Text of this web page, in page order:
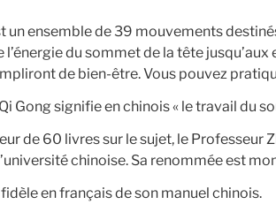
un ensemble de 39 mouvements
du sommet de la tête
de bien-être. Vous pouvez
Gong signifie en chinois « le travail du
de 60 livres sur le sujet, le Professeur
chinoise. Sa renommée est
en français de son manuel chinois.